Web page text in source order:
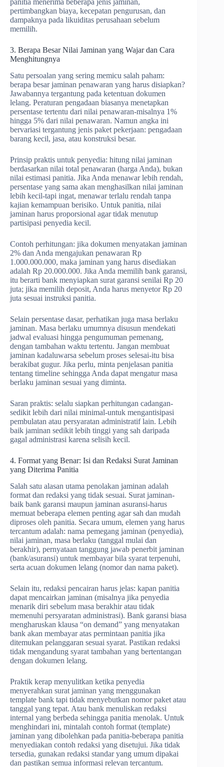
panitia menerima beberapa jenis jaminan,
pertimbangkan biaya, kecepatan pengurusan, dan
dampaknya pada likuiditas perusahaan sebelum
memilih.
3. Berapa Besar Nilai Jaminan yang Wajar dan Cara
Menghitungnya
Satu persoalan yang sering memicu salah paham:
berapa besar jaminan penawaran yang harus disiapkan?
Jawabannya tergantung pada ketentuan dokumen
lelang. Peraturan pengadaan biasanya menetapkan
persentase tertentu dari nilai penawaran-misalnya 1%
hingga 5% dari nilai penawaran. Namun angka ini
bervariasi tergantung jenis paket pekerjaan: pengadaan
barang kecil, jasa, atau konstruksi besar.
Prinsip praktis untuk penyedia: hitung nilai jaminan
berdasarkan nilai total penawaran (harga Anda), bukan
nilai estimasi panitia. Jika Anda menawar lebih rendah,
persentase yang sama akan menghasilkan nilai jaminan
lebih kecil-tapi ingat, menawar terlalu rendah tanpa
kajian kemampuan berisiko. Untuk panitia, nilai
jaminan harus proporsional agar tidak menutup
partisipasi penyedia kecil.
Contoh perhitungan: jika dokumen menyatakan jaminan
2% dan Anda mengajukan penawaran Rp
1.000.000.000, maka jaminan yang harus disediakan
adalah Rp 20.000.000. Jika Anda memilih bank garansi,
itu berarti bank menyiapkan surat garansi senilai Rp 20
juta; jika memilih deposit, Anda harus menyetor Rp 20
juta sesuai instruksi panitia.
Selain persentase dasar, perhatikan juga masa berlaku
jaminan. Masa berlaku umumnya disusun mendekati
jadwal evaluasi hingga pengumuman pemenang,
dengan tambahan waktu tertentu. Jangan membuat
jaminan kadaluwarsa sebelum proses selesai-itu bisa
berakibat gugur. Jika perlu, minta penjelasan panitia
tentang timeline sehingga Anda dapat mengatur masa
berlaku jaminan sesuai yang diminta.
Saran praktis: selalu siapkan perhitungan cadangan-
sedikit lebih dari nilai minimal-untuk mengantisipasi
pembulatan atau persyaratan administratif lain. Lebih
baik jaminan sedikit lebih tinggi yang sah daripada
gagal administrasi karena selisih kecil.
4. Format yang Benar: Isi dan Redaksi Surat Jaminan
yang Diterima Panitia
Salah satu alasan utama penolakan jaminan adalah
format dan redaksi yang tidak sesuai. Surat jaminan-
baik bank garansi maupun jaminan asuransi-harus
memuat beberapa elemen penting agar sah dan mudah
diproses oleh panitia. Secara umum, elemen yang harus
tercantum adalah: nama pemegang jaminan (penyedia),
nilai jaminan, masa berlaku (tanggal mulai dan
berakhir), pernyataan tanggung jawab penerbit jaminan
(bank/asuransi) untuk membayar bila syarat terpenuhi,
serta acuan dokumen lelang (nomor dan nama paket).
Selain itu, redaksi pencairan harus jelas: kapan panitia
dapat mencairkan jaminan (misalnya jika penyedia
menarik diri sebelum masa berakhir atau tidak
memenuhi persyaratan administrasi). Bank garansi biasa
mengharuskan klausa “on demand” yang menyatakan
bank akan membayar atas permintaan panitia jika
ditemukan pelanggaran sesuai syarat. Pastikan redaksi
tidak mengandung syarat tambahan yang bertentangan
dengan dokumen lelang.
Praktik kerap menyulitkan ketika penyedia
menyerahkan surat jaminan yang menggunakan
template bank tapi tidak menyebutkan nomor paket atau
tanggal yang tepat. Atau bank menuliskan redaksi
internal yang berbeda sehingga panitia menolak. Untuk
menghindari ini, mintalah contoh format (template)
jaminan yang dibolehkan pada panitia-beberapa panitia
menyediakan contoh redaksi yang disetujui. Jika tidak
tersedia, gunakan redaksi standar yang umum dipakai
dan pastikan semua informasi relevan tercantum.